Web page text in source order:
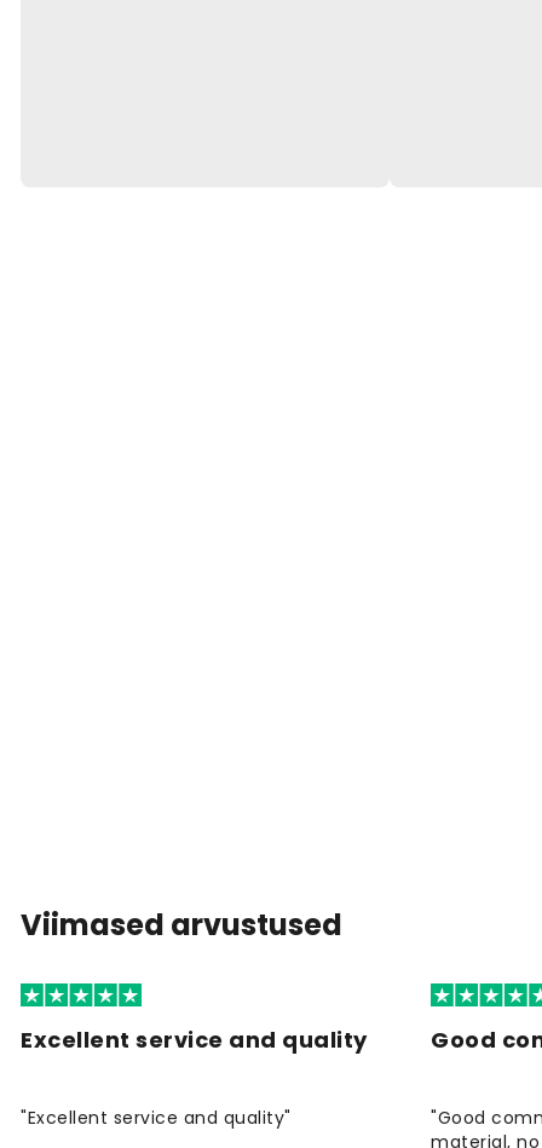
Viimased arvustused
Excellent service and quality
"Excellent service and quality"
Good
"Good
material,